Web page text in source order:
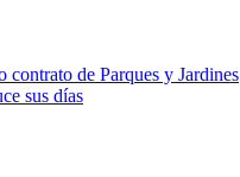
contrato de Parques y Jardines
sus días